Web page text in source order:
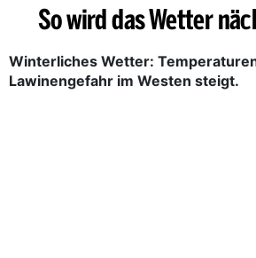
So wird das Wetter
Winterliches Wetter:
Lawinengefahr im Westen steigt.